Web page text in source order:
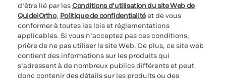
d’être lié par lesConditions d’utilisation du site Web de
QuidelOrtho, Politique de confidentialitéet de vous
conformer à toutes les lois et réglementations
applicables. Si vous n’acceptez pas ces conditions,
prière de ne pas utiliser le site Web. De plus, ce site web
contient des informations sur les produits qui
s’adressent à de nombreux publics différents et peut
donc contenir des détails sur les produits ou des